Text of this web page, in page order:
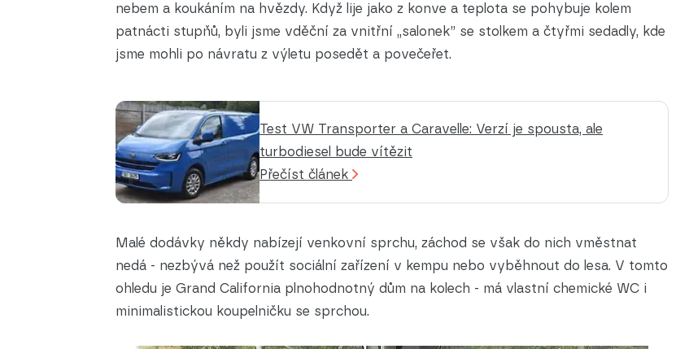
nebem a koukáním na hvězdy. Když lije jako z konve a teplota se pohybuje kolem
patnácti stupňů, byli jsme vděční za vnitřní „salonek” se stolkem a čtyřmi sedadly, kde
jsme mohli po návratu z výletu posedět a povečeřet.
Test VW Transporter a Caravelle: Verzí je spousta, ale
turbodiesel bude vítězit
Přečíst článek
Malé dodávky někdy nabízejí venkovní sprchu, záchod se však do nich vměstnat
nedá - nezbývá než použít sociální zařízení v kempu nebo vyběhnout do lesa. V tomto
ohledu je Grand California plnohodnotný dům na kolech - má vlastní chemické WC i
minimalistickou koupelničku se sprchou.